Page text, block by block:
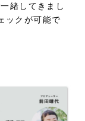
緒してきまし
ックが可能で